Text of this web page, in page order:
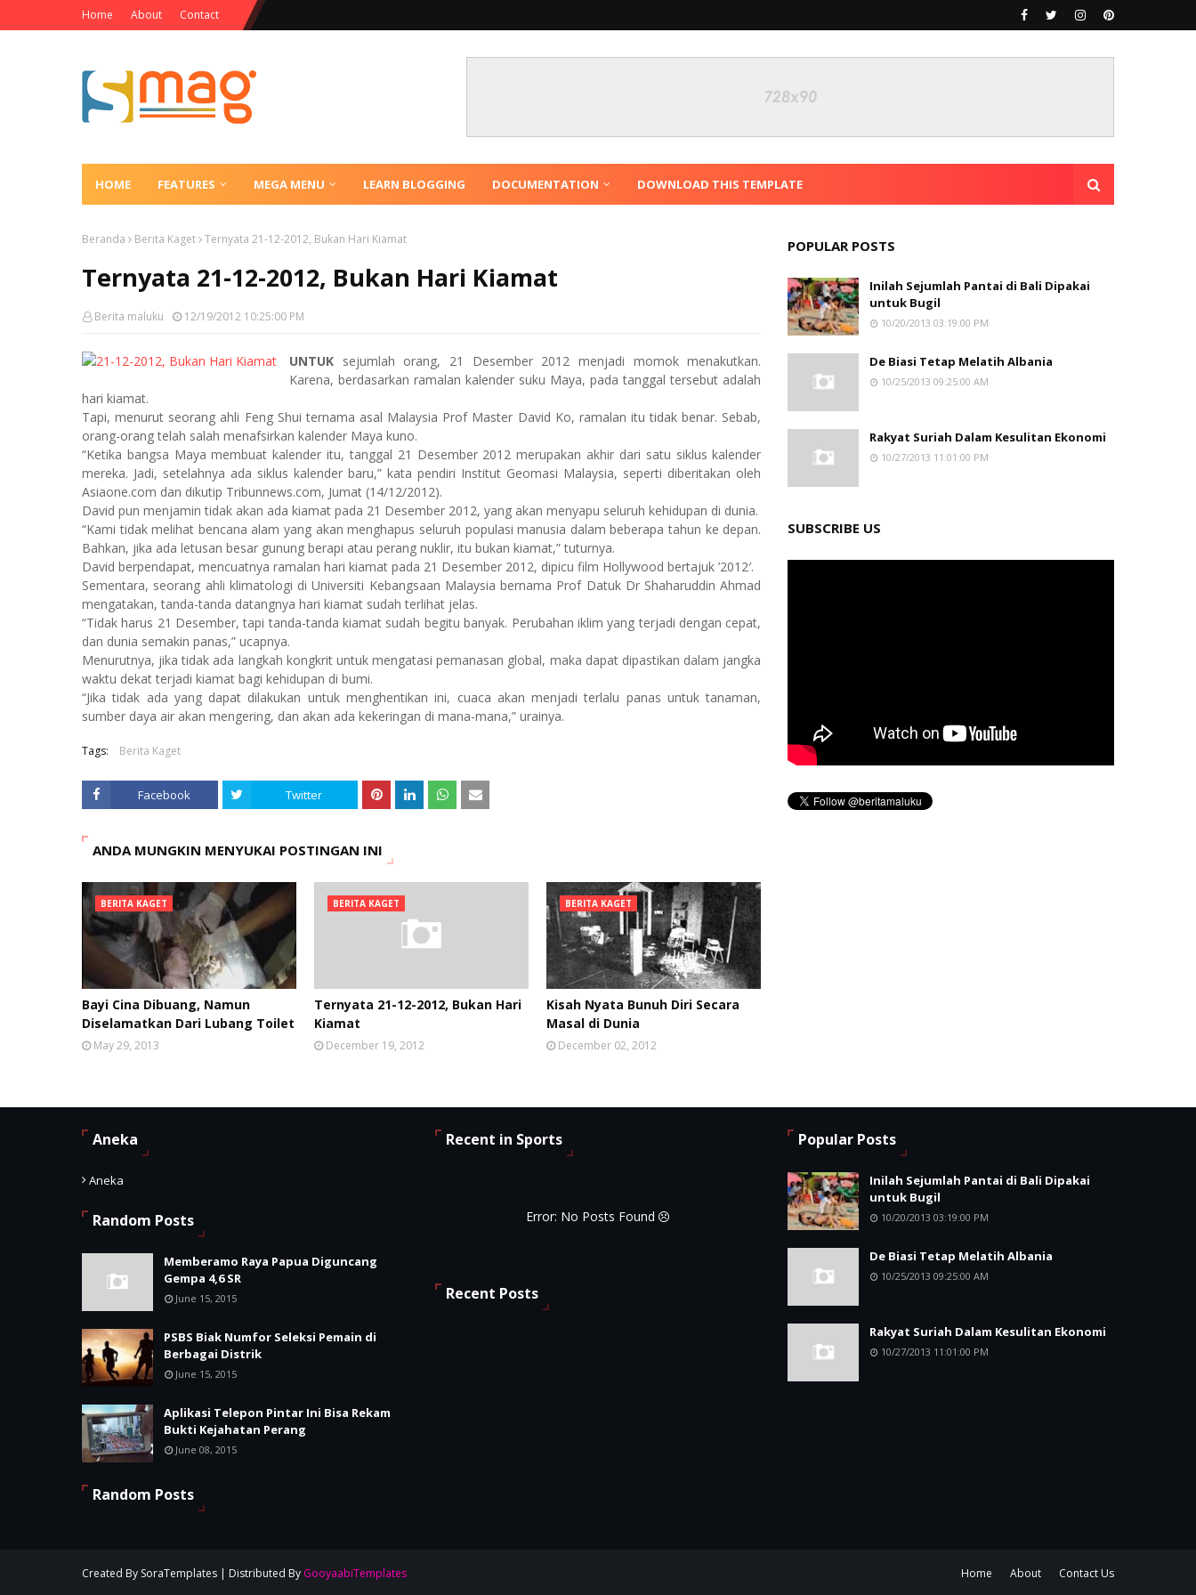
Home About Contact
HOME FEATURES MEGA MENU LEARN BLOGGING DOCUMENTATION DOWNLOAD THIS TEMPLATE
Beranda Berita Kaget Ternyata 21-12-2012, Bukan Hari Kiamat
Ternyata 21-12-2012, Bukan Hari Kiamat
Berita maluku 12/19/2012 10:25:00 PM
UNTUK sejumlah orang, 21 Desember 2012 menjadi momok menakutkan.
Karena, berdasarkan ramalan kalender suku Maya, pada tanggal tersebut adalah
hari kiamat.
Tapi, menurut seorang ahli Feng Shui ternama asal Malaysia Prof Master David Ko, ramalan itu tidak benar. Sebab,
orang-orang telah salah menafsirkan kalender Maya kuno.
“Ketika bangsa Maya membuat kalender itu, tanggal 21 Desember 2012 merupakan akhir dari satu siklus kalender
mereka. Jadi, setelahnya ada siklus kalender baru,” kata pendiri Institut Geomasi Malaysia, seperti diberitakan oleh
Asiaone.com dan dikutip Tribunnews.com, Jumat (14/12/2012).
David pun menjamin tidak akan ada kiamat pada 21 Desember 2012, yang akan menyapu seluruh kehidupan di dunia.
“Kami tidak melihat bencana alam yang akan menghapus seluruh populasi manusia dalam beberapa tahun ke depan.
Bahkan, jika ada letusan besar gunung berapi atau perang nuklir, itu bukan kiamat,” tuturnya.
David berpendapat, mencuatnya ramalan hari kiamat pada 21 Desember 2012, dipicu film Hollywood bertajuk ’2012′.
Sementara, seorang ahli klimatologi di Universiti Kebangsaan Malaysia bernama Prof Datuk Dr Shaharuddin Ahmad
mengatakan, tanda-tanda datangnya hari kiamat sudah terlihat jelas.
“Tidak harus 21 Desember, tapi tanda-tanda kiamat sudah begitu banyak. Perubahan iklim yang terjadi dengan cepat,
dan dunia semakin panas,” ucapnya.
Menurutnya, jika tidak ada langkah kongkrit untuk mengatasi pemanasan global, maka dapat dipastikan dalam jangka
waktu dekat terjadi kiamat bagi kehidupan di bumi.
“Jika tidak ada yang dapat dilakukan untuk menghentikan ini, cuaca akan menjadi terlalu panas untuk tanaman,
sumber daya air akan mengering, dan akan ada kekeringan di mana-mana,” urainya.
Tags: Berita Kaget
Facebook Twitter
ANDA MUNGKIN MENYUKAI POSTINGAN INI
BERITA KAGET
Bayi Cina Dibuang, Namun
Diselamatkan Dari Lubang Toilet
May 29, 2013
BERITA KAGET
Ternyata 21-12-2012, Bukan Hari
Kiamat
December 19, 2012
BERITA KAGET
Kisah Nyata Bunuh Diri Secara
Masal di Dunia
December 02, 2012
POPULAR POSTS
Inilah Sejumlah Pantai di Bali Dipakai
untuk Bugil
10/20/2013 03:19:00 PM
De Biasi Tetap Melatih Albania
10/25/2013 09:25:00 AM
Rakyat Suriah Dalam Kesulitan Ekonomi
10/27/2013 11:01:00 PM
SUBSCRIBE US
Aneka
Aneka
Random Posts
Memberamo Raya Papua Diguncang
Gempa 4,6 SR
June 15, 2015
PSBS Biak Numfor Seleksi Pemain di
Berbagai Distrik
June 15, 2015
Aplikasi Telepon Pintar Ini Bisa Rekam
Bukti Kejahatan Perang
June 08, 2015
Random Posts
Recent in Sports
Error: No Posts Found
Recent Posts
Popular Posts
Inilah Sejumlah Pantai di Bali Dipakai
untuk Bugil
10/20/2013 03:19:00 PM
De Biasi Tetap Melatih Albania
10/25/2013 09:25:00 AM
Rakyat Suriah Dalam Kesulitan Ekonomi
10/27/2013 11:01:00 PM
Home About Contact Us
Created By SoraTemplates | Distributed By GooyaabiTemplates